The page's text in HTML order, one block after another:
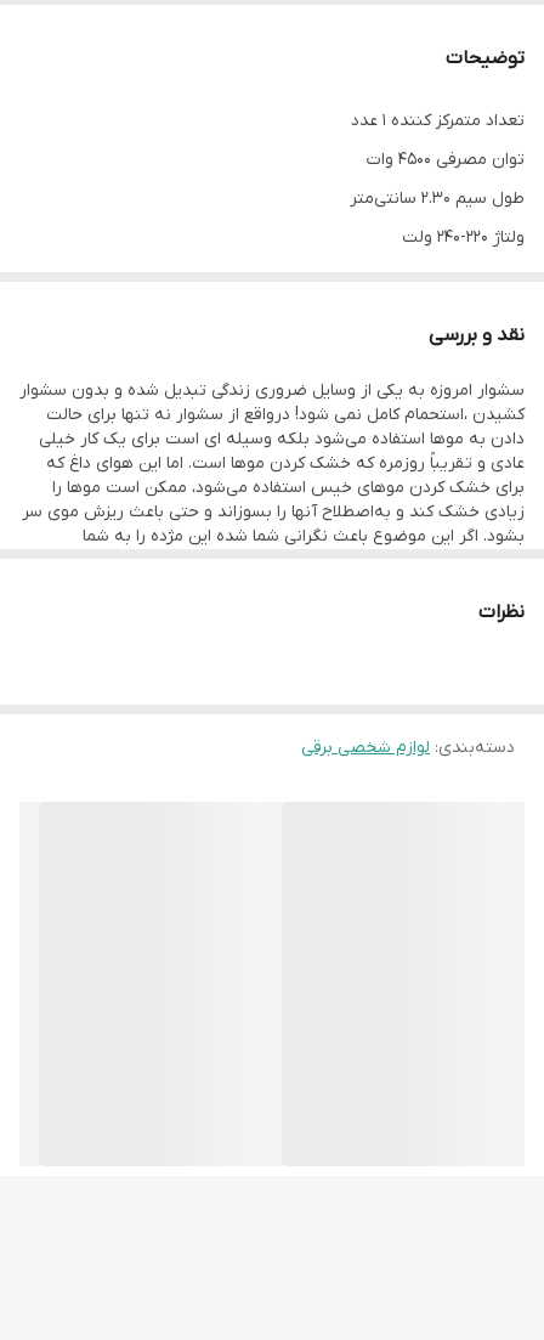
توضیحات
تعداد متمرکز کننده 1 عدد
توان مصرفی 4500 وات
طول سیم 2.30 سانتی‌متر
ولتاژ 220-240 ولت
کاربرد حرفه‌ای
نقد و بررسی
سشوار امروزه به یکی از وسایل ضروری زندگی تبدیل شده و بدون سشوار
کشیدن ،استحمام کامل نمی شود! درواقع از سشوار نه تنها برای حالت
دادن به موها استفاده می‌شود بلکه وسیله ای است برای یک کار خیلی
عادی و تقریباً روزمره که خشک کردن موها است. اما این هوای داغ که
برای خشک کردن موهای خیس استفاده می‌شود، ممکن است موها را
زیادی خشک کند و به‌اصطلاح آنها را بسوزاند و حتی باعث ریزش موی سر
بشود. اگر این موضوع باعث نگرانی شما شده این مژده را به شما
نظرات
دسته‌بندی: لوازم شخصی برقی